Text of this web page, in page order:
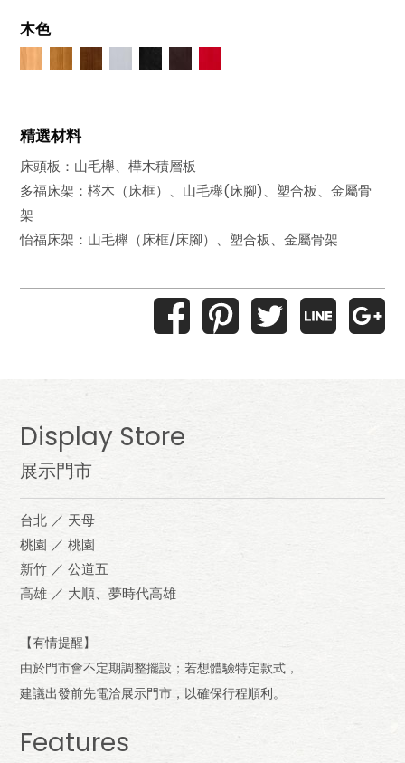
木色
精選材料
床頭板：山毛櫸、樺木積層板
多福床架：梣木（床框）、山毛櫸(床腳)、塑合板、金屬骨
架
怡福床架：山毛櫸（床框/床腳）、塑合板、金屬骨架
Display Store
展示門市
台北 ／ 天母
桃園 ／ 桃園
新竹 ／ 公道五
高雄 ／ 大順、夢時代高雄
【有情提醒】
由於門市會不定期調整擺設；若想體驗特定款式，
建議出發前先電洽展示門市，以確保行程順利。
Features